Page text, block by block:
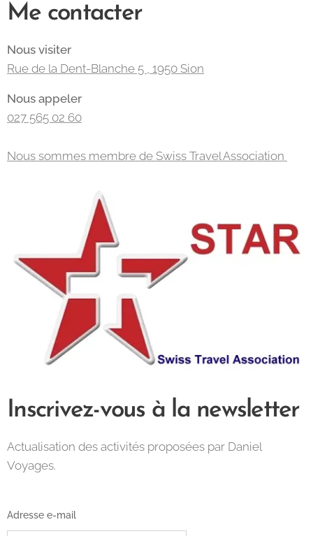
Me contacter
Nous visiter
Rue de la Dent-Blanche 5 , 1950 Sion
Nous appeler
027 565 02 60
Nous sommes membre de Swiss Travel Association
Inscrivez-vous à la newsletter
Actualisation des activités proposées par Daniel
Voyages.
Adresse e-mail